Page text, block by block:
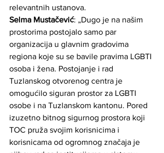
relevantnih ustanova.
Selma Mustačević: „Dugo je na našim
prostorima postojalo samo par
organizacija u glavnim gradovima
regiona koje su se bavile pravima LGBTI
osoba i žena. Postojanje i rad
Tuzlanskog otvorenog centra je
omogućilo siguran prostor za LGBTI
osobe i na Tuzlanskom kantonu. Pored
izuzetno bitnog sigurnog prostora koji
TOC pruža svojim korisnicima i
korisnicama od ogromnog značaja je